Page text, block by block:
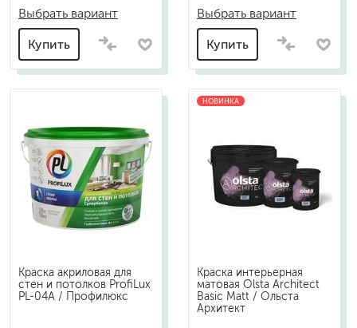
Выбрать вариант
Купить
Выбрать вариант
Купить
Краска акриловая для
стен и потолков ProfiLux
PL-04А / Профилюкс
НОВИНКА
Краска интерьерная
матовая Olsta Architect
Basic Matt / Ольста
Архитект